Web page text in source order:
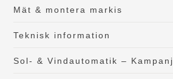
Mät & montera markis
Teknisk information
Sol- & Vindautomatik – Kampanj